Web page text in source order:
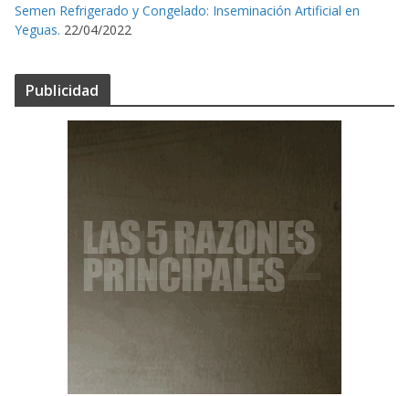
Semen Refrigerado y Congelado: Inseminación Artificial en
Yeguas. 22/04/2022
Publicidad